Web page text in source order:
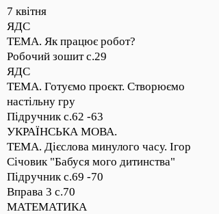
7 квітня
ЯДС
ТЕМА. Як працює робот?
Робочий зошит с.29
ЯДС
ТЕМА. Готуємо проєкт. Створюємо
настільну гру
Підручник с.62 -63
УКРАЇНСЬКА МОВА.
ТЕМА. Дієслова минулого часу. Ігор
Січовик "Бабуся мого дитинства"
Підручник с.69 -70
Вправа 3 с.70
МАТЕМАТИКА